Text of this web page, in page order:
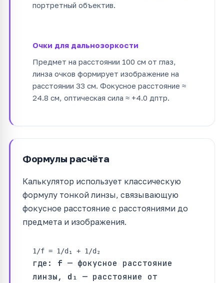
портретный объектив.
Очки для дальнозоркости
Предмет на расстоянии 100 см от глаз,
линза очков формирует изображение на
расстоянии 33 см. Фокусное расстояние ≈
24.8 см, оптическая сила ≈ +4.0 дптр.
Формулы расчёта
Калькулятор использует классическую
формулу тонкой линзы, связывающую
фокусное расстояние с расстояниями до
предмета и изображения.
1/f = 1/d₁ + 1/d₂
где: f — фокусное расстояние
линзы, d₁ — расстояние от